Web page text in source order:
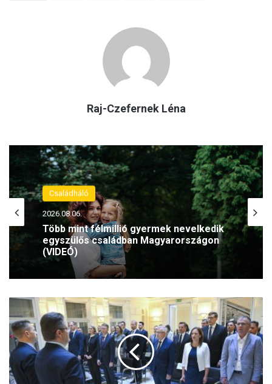
Raj-Czefernek Léna
Családháló
2026.08.06.
Több mint félmillió gyermek nevelkedik
egyszülős családban Magyarországon
(VIDEÓ)
a
r
m
i
n
c